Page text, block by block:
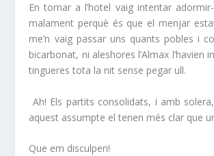
En tornar a l’hotel vaig intentar
malament perquè és que el menjar
me’n vaig passar uns quants pobles i
bicarbonat, ni aleshores l’Almax l’havien
tingueres tota la nit sense pegar ull.
Ah! Els partits consolidats, i amb
aquest assumpte el tenen més clar que
Que em disculpen!